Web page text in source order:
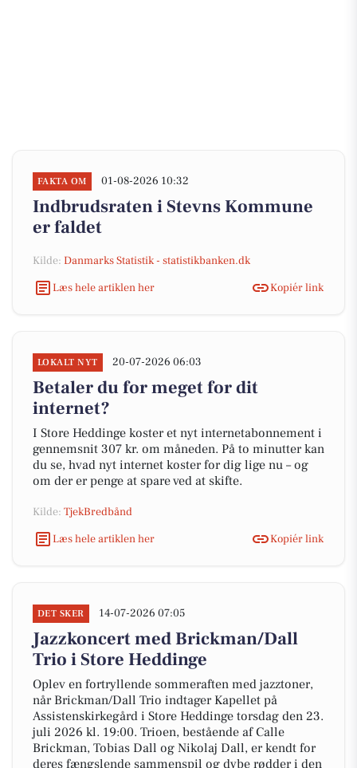
FAKTA OM 01-08-2026 10:32
Indbrudsraten i Stevns Kommune
er faldet
Kilde: Danmarks Statistik - statistikbanken.dk
Læs hele artiklen her
Kopiér link
LOKALT NYT 20-07-2026 06:03
Betaler du for meget for dit
internet?
I Store Heddinge koster et nyt internetabonnement i
gennemsnit 307 kr. om måneden. På to minutter kan
du se, hvad nyt internet koster for dig lige nu – og
om der er penge at spare ved at skifte.
Kilde: TjekBredbånd
Læs hele artiklen her
Kopiér link
DET SKER 14-07-2026 07:05
Jazzkoncert med Brickman/Dall
Trio i Store Heddinge
Oplev en fortryllende sommeraften med jazztoner,
når Brickman/Dall Trio indtager Kapellet på
Assistenskirkegård i Store Heddinge torsdag den 23.
juli 2026 kl. 19:00. Trioen, bestående af Calle
Brickman, Tobias Dall og Nikolaj Dall, er kendt for
deres fængslende sammenspil og dybe rødder i den